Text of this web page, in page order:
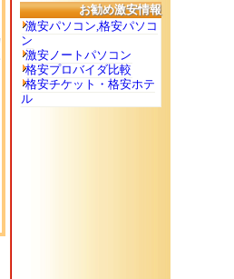
お勧め激安情報
激安パソコン,格安パソコ
ン
激安ノートパソコン
格安プロバイダ比較
格安チケット・格安ホテ
ル